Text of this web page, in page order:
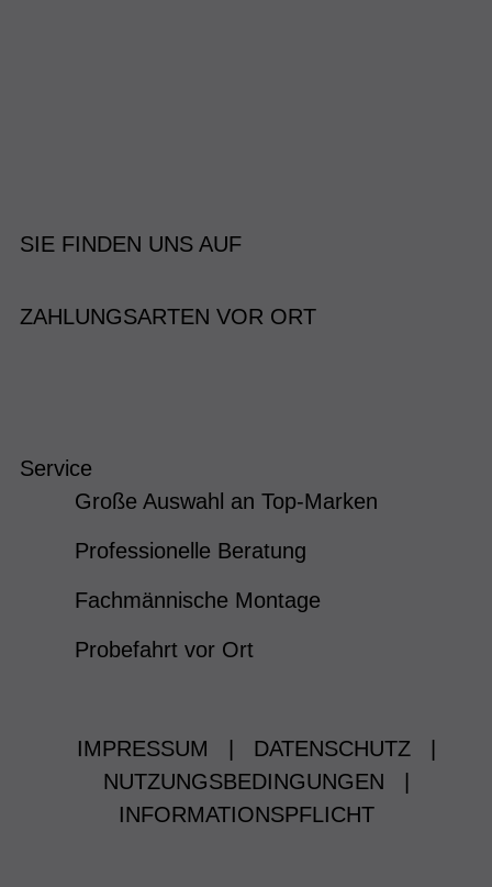
SIE FINDEN UNS AUF
ZAHLUNGSARTEN VOR ORT
Service
Große Auswahl an Top-Marken
Professionelle Beratung
Fachmännische Montage
Probefahrt vor Ort
IMPRESSUM DATENSCHUTZ
NUTZUNGSBEDINGUNGEN
INFORMATIONSPFLICHT